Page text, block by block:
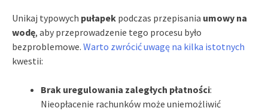
Unikaj typowych pułapek podczas przepisania umowy na
wodę, aby przeprowadzenie tego procesu było
bezproblemowe. Warto zwrócić uwagę na kilka istotnych
kwestii:
Brak uregulowania zaległych płatności:
Nieopłacenie rachunków może uniemożliwić